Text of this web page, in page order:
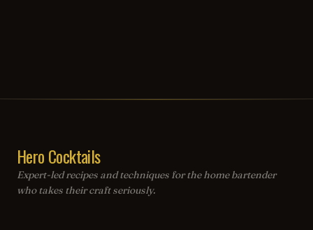
Hero Cocktails
Expert-led recipes and techniques for the home bartender
who takes their craft seriously.